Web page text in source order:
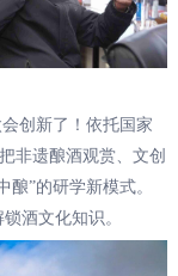
创新了！依托国家
非遗酿酒观赏、文创
”的研学新模式。
酒文化知识。